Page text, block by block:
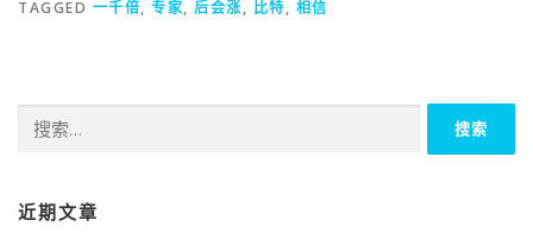
TAGGED 一千倍, 专家, 后会涨, 比特, 相信
索：
近期文章